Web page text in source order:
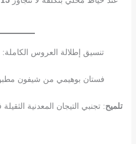
🌸 تنسيق إطلالة العروس
فستان بوهيمي من شيفون
تلميح: تجنبي التيجان المعدنية